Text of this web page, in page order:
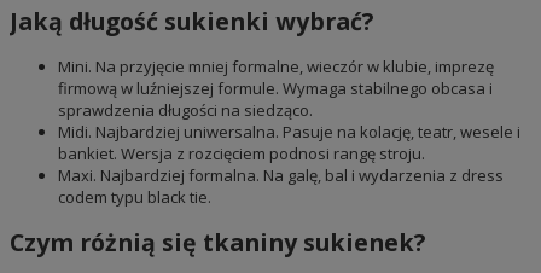
Jaką długość sukienki wybrać?
Mini. Na przyjęcie mniej formalne, wieczór w klubie, imprezę
firmową w luźniejszej formule. Wymaga stabilnego obcasa i
sprawdzenia długości na siedząco.
Midi. Najbardziej uniwersalna. Pasuje na kolację, teatr, wesele i
bankiet. Wersja z rozcięciem podnosi rangę stroju.
Maxi. Najbardziej formalna. Na galę, bal i wydarzenia z dress
codem typu black tie.
Czym różnią się tkaniny sukienek?